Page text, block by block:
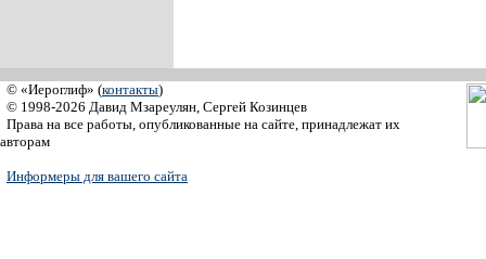
© «Иероглиф» (контакты)
© 1998-2026 Давид Мзареулян, Сергей Козинцев
Права на все работы, опубликованные на сайте, принадлежат их
авторам
Информеры для вашего сайта